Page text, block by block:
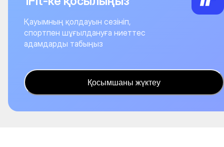
Қауымның қолдауын сезініп,
спортпен шұғылдануға ниеттес
адамдарды табыңыз
Қосымшаны жүктеу